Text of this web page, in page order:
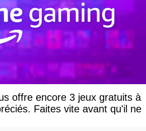
offre encore 3 jeux gratuits à
Faites vite avant qu'il ne